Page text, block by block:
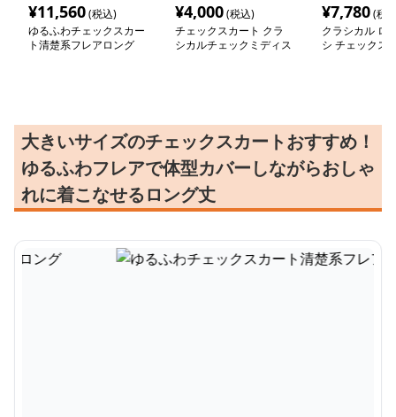
¥11,560(税込)
ゆるふわチェックスカー
ト清楚系フレアロング
¥4,000(税込)
チェックスカート クラ
シカルチェックミディス
¥7,780(税
クラシカル ロ
シ チェックス
大きいサイズのチェックスカートおすすめ！
ゆるふわフレアで体型カバーしながらおしゃ
れに着こなせるロング丈